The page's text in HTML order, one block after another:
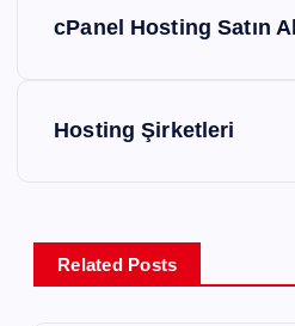
g
e
cPanel Hosting Satın Al
Hosting Şirketleri
Related Posts